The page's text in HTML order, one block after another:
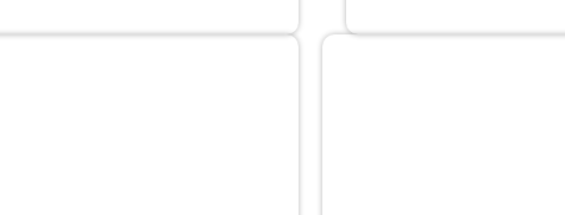
панировки 2,5 кг
панировкой 2,5 кг.